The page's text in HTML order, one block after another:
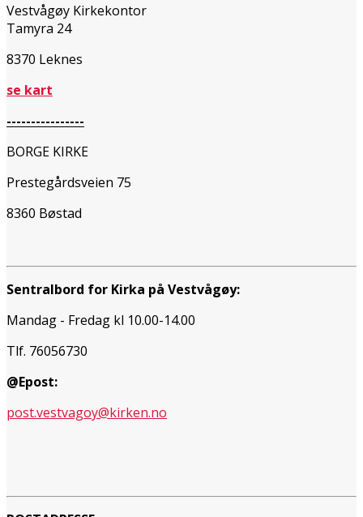
Vestvågøy Kirkekontor
Tamyra 24
8370 Leknes
se kart
----------------
BORGE KIRKE
Prestegårdsveien 75
8360 Bøstad
Sentralbord for Kirka på Vestvågøy:
Mandag - Fredag kl 10.00-14.00
Tlf. 76056730
@Epost:
post.vestvagoy@kirken.no